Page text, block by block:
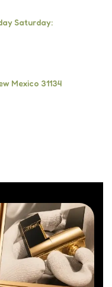
Saturday:
Mexico 31134